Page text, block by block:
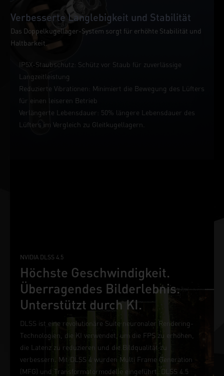
Verbesserte Langlebigkeit und Stabilität
Das Doppelkugellager-System sorgt für erhöhte Stabilität und
Haltbarkeit.
IP5X-Staubschutz: Schütz vor Staub für zuverlässige
Langzeitleistung
Reduzierte Vibrationen: Minimiert die Bewegung des Lüfters
für einen leiseren Betrieb
Verlängerte Lebensdauer: 50% längere Lebensdauer des
Lüfters im Vergleich zu Gleitkugellagern.
NVIDIA DLSS 4.5
Höchste Geschwindigkeit.
Überragendes Bilderlebnis.
Unterstützt durch KI.
DLSS ist eine revolutionäre Suite neuronaler Rendering-
Technologien, die KI verwendet, um die FPS zu erhöhen,
die Latenz zu reduzieren und die Bildqualität zu
verbessern. Mit DLSS 4 wurden Multi Frame Generation
(MFG) und Transformatormodelle eingeführt. DLSS 4.5